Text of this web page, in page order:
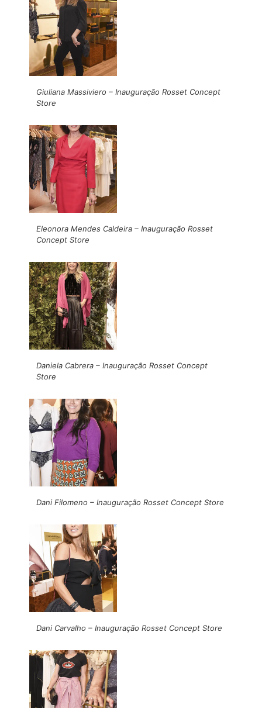
Giuliana Massiviero – Inauguração Rosset Concept
Store
Eleonora Mendes Caldeira – Inauguração Rosset
Concept Store
Daniela Cabrera – Inauguração Rosset Concept
Store
Dani Filomeno – Inauguração Rosset Concept Store
Dani Carvalho – Inauguração Rosset Concept Store